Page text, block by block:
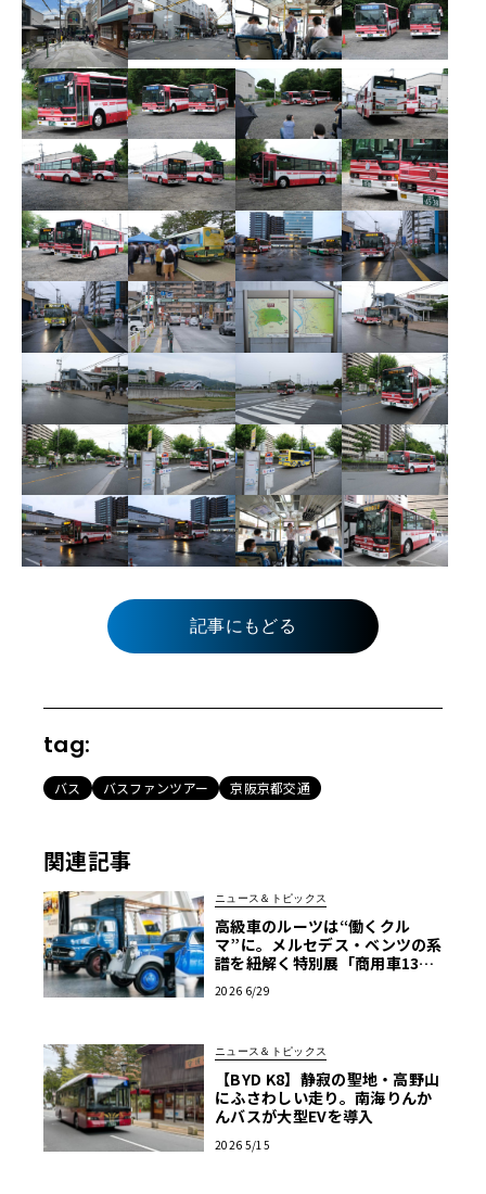
記事にもどる
tag:
バス バスファンツアー 京阪京都交通
関連記事
ニュース＆トピックス
高級車のルーツは“働くクル
マ”に。メルセデス・ベンツの系
譜を紐解く特別展「商用車130
2026 6/29
ニュース＆トピックス
【BYD K8】静寂の聖地・高野山
にふさわしい走り。南海りんか
んバスが大型EVを導入
2026 5/15